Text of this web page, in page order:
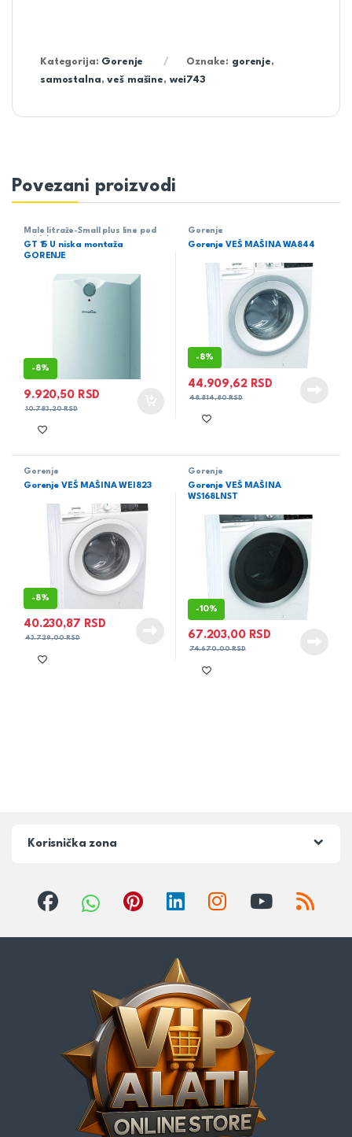
Kategorija: Gorenje Oznake: gorenje,
samostalna,veš mašine, wei743
Povezani proizvodi
Male litraže-Small plus line pod
pritiskom
GT 15 U niska montaža
GORENJE
-8%
9.920,50 RSD
10.783,20RSD
Gorenje
Gorenje VEŠ MAŠINA WA844
-8%
44.909,62 RSD
48.814,80RSD
Gorenje
Gorenje VEŠ MAŠINA WEI823
-8%
40.230,87 RSD
43.729,00RSD
Gorenje
Gorenje VEŠ MAŠINA
WS168LNST
-10%
67.203,00 RSD
74.670,00RSD
Korisnička zona